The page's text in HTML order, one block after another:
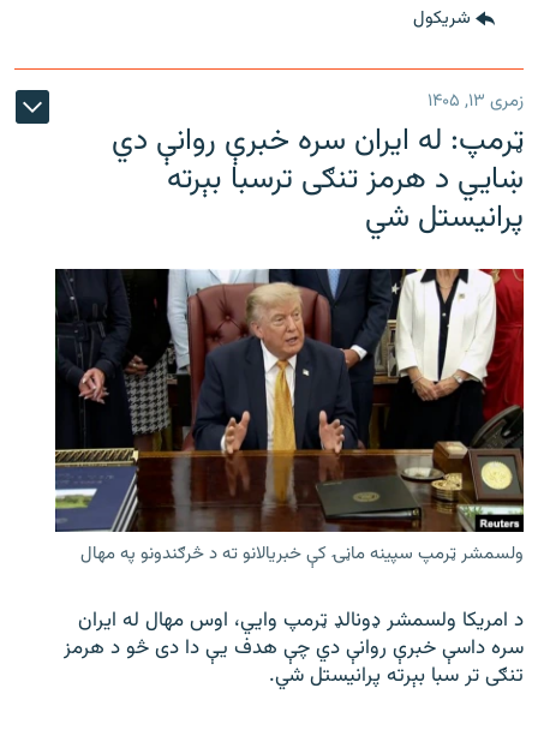
شريکول
زمری ۱۳, ۱۴۰۵
ټرمپ: له ایران سره خبرې روانې دي
ښايي د هرمز تنګی ترسبا بېرته
پرانیستل شي
ولسمشر ټرمپ سپینه ماڼۍ کې خبریالانو ته د څرګندونو په مهال
د امریکا ولسمشر ډونالډ ټرمپ وایي، اوس مهال له ایران
سره داسې خبرې روانې دي چې هدف یې دا دی څو د هرمز
تنګی تر سبا بېرته پرانیستل شي.